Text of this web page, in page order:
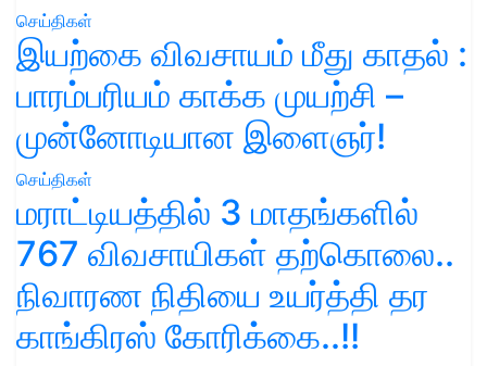
செய்திகள்
இயற்கை விவசாயம் மீது காதல் :
பாரம்பரியம் காக்க முயற்சி –
முன்னோடியான இளைஞர்!
செய்திகள்
மராட்டியத்தில் 3 மாதங்களில்
767 விவசாயிகள் தற்கொலை..
நிவாரண நிதியை உயர்த்தி தர
காங்கிரஸ் கோரிக்கை..!!